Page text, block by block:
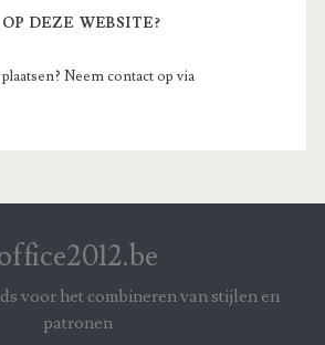
DEZE WEBSITE?
Neem contact op via
voor het combineren van stijlen en
patronen